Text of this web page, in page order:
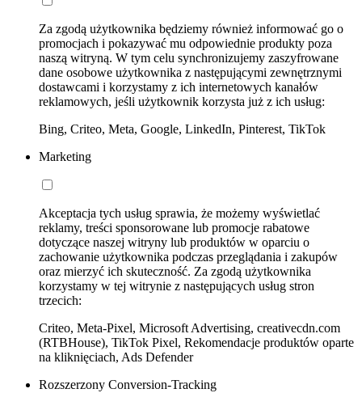
Za zgodą użytkownika będziemy również informować go o
promocjach i pokazywać mu odpowiednie produkty poza
naszą witryną. W tym celu synchronizujemy zaszyfrowane
dane osobowe użytkownika z następującymi zewnętrznymi
dostawcami i korzystamy z ich internetowych kanałów
reklamowych, jeśli użytkownik korzysta już z ich usług:
Bing, Criteo, Meta, Google, LinkedIn, Pinterest, TikTok
Marketing
Akceptacja tych usług sprawia, że możemy wyświetlać
reklamy, treści sponsorowane lub promocje rabatowe
dotyczące naszej witryny lub produktów w oparciu o
zachowanie użytkownika podczas przeglądania i zakupów
oraz mierzyć ich skuteczność. Za zgodą użytkownika
korzystamy w tej witrynie z następujących usług stron
trzecich:
Criteo, Meta-Pixel, Microsoft Advertising, creativecdn.com
(RTBHouse), TikTok Pixel, Rekomendacje produktów oparte
na kliknięciach, Ads Defender
Rozszerzony Conversion-Tracking